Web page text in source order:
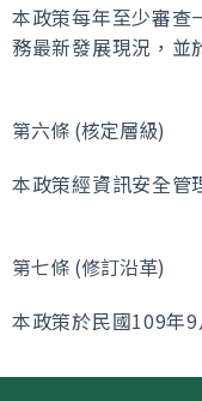
本政策每年至少審查
務最新發展現況，並
第六條 (核定層級)
本政策經資訊安全管
第七條 (修訂沿革)
本政策於民國109年9